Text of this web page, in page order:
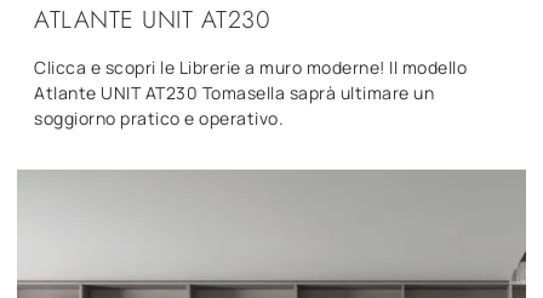
ATLANTE UNIT AT230
Clicca e scopri le Librerie a muro moderne! Il modello
Atlante UNIT AT230 Tomasella saprà ultimare un
soggiorno pratico e operativo.